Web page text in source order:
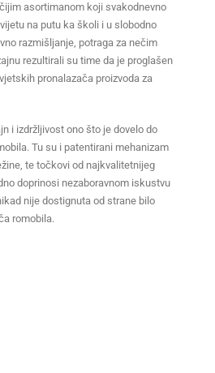
asortimanom koji svakodnevno
na putu ka školi i u slobodno
razmišljanje, potraga za nečim
rezultirali su time da je proglašen
pronalazača proizvoda za
i izdržljivost ono što je dovelo do
Tu su i patentirani mehanizam
te točkovi od najkvalitetnijeg
doprinosi nezaboravnom iskustvu
nije dostignuta od strane bilo
romobila.